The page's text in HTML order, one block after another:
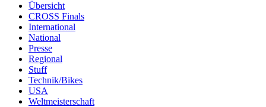
Übersicht
CROSS Finals
International
National
Presse
Regional
Stuff
Technik/Bikes
USA
Weltmeisterschaft